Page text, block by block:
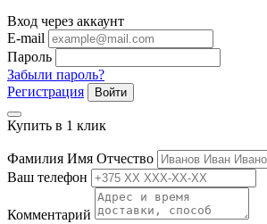
Вход через аккаунт
E-mail
Пароль
Забыли пароль?
Регистрация
Войти
Купить в 1 клик
Фамилия Имя Отчество
Ваш телефон
Комментарий